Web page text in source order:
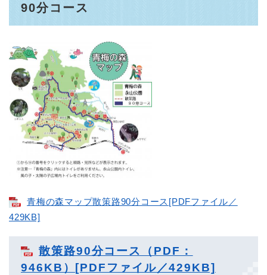
90分コース
青梅の森マップ散策路90分コース[PDFファイル／
429KB]
散策路90分コース（PDF：
946KB）[PDFファイル／429KB]